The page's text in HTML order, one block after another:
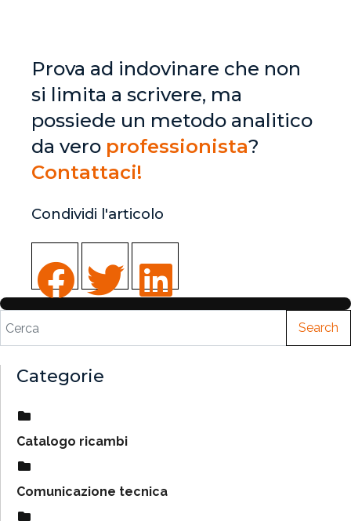
Prova ad indovinare che non
si limita a scrivere, ma
possiede un metodo analitico
da vero professionista?
Contattaci!
Condividi l'articolo
Search
Categorie
Catalogo ricambi
Comunicazione tecnica